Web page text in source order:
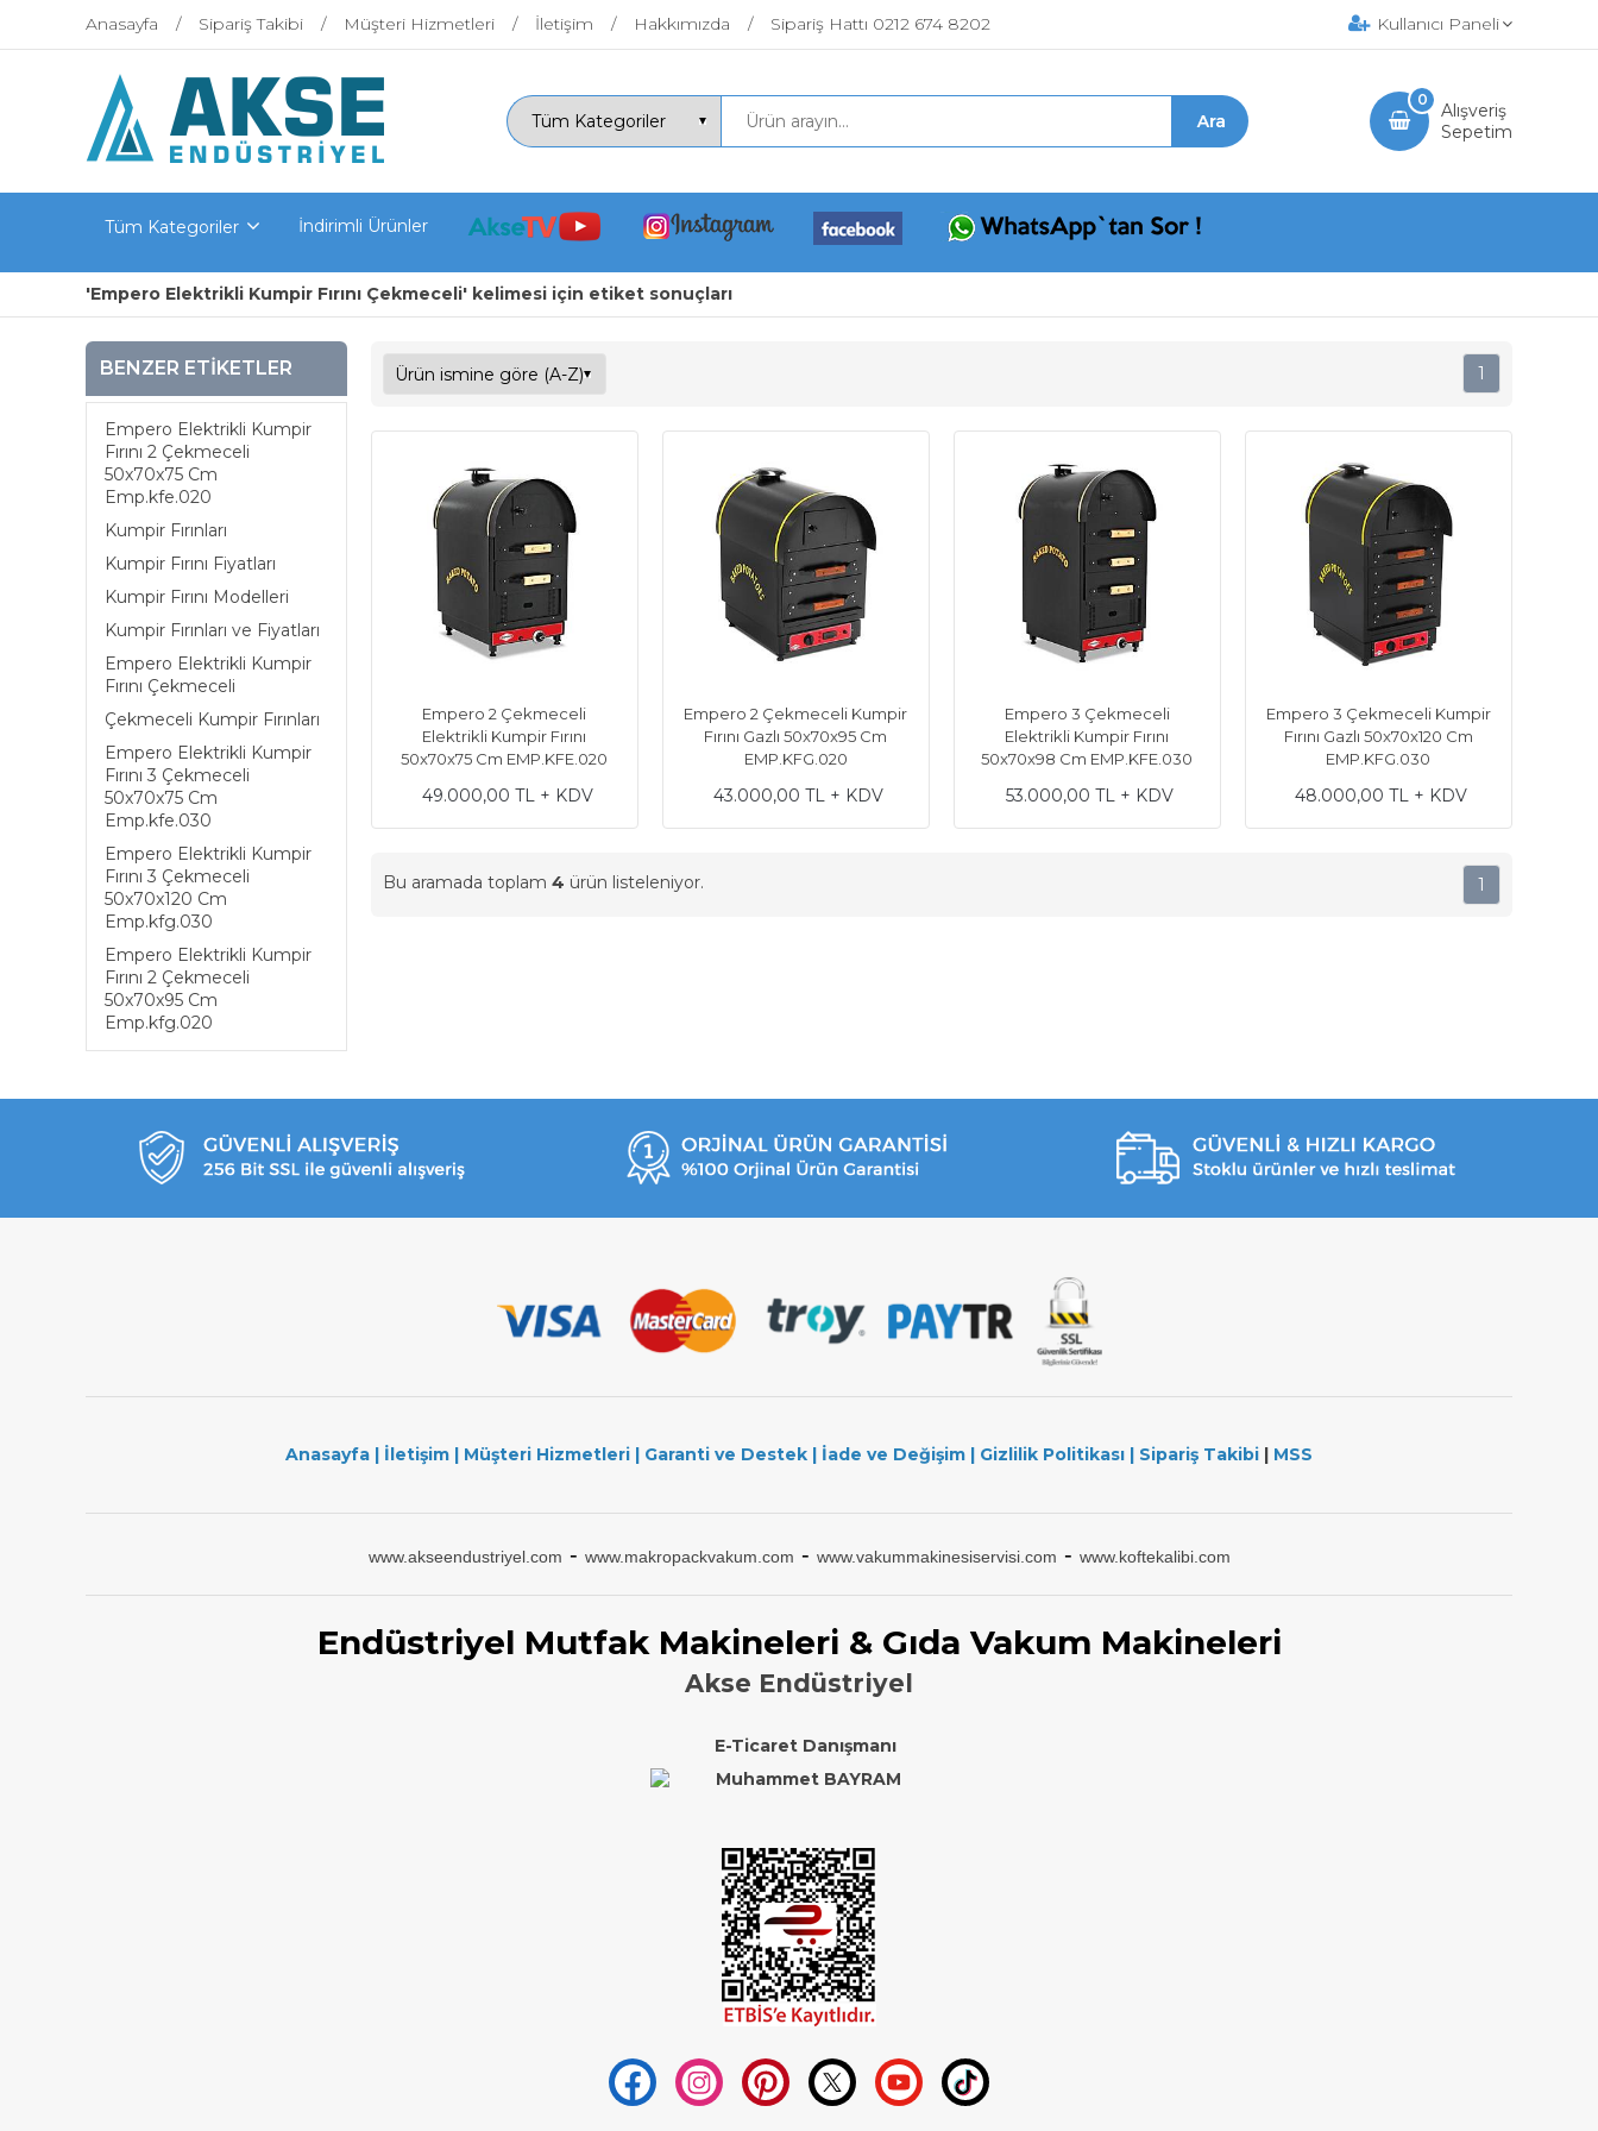
Anasayfa Sipariş Takibi Müşteri Hizmetleri İletişim Hakkımızda Sipariş Hattı 0212 674 8202 Kullanıcı Paneli
Alışveriş
Sepetim
0
Tüm Kategoriler İndirimli Ürünler
'Empero Elektrikli Kumpir Fırını Çekmeceli' kelimesi için etiket sonuçları
BENZER ETIKETLER
Empero Elektrikli Kumpir
Fırını 2 Çekmeceli
50x70x75 Cm
Emp.kfe.020
Kumpir Fırınları
Kumpir Fırını Fiyatları
Kumpir Fırını Modelleri
Kumpir Fırınları ve Fiyatları
Empero Elektrikli Kumpir
Fırını Çekmeceli
Çekmeceli Kumpir Fırınları
Empero Elektrikli Kumpir
Fırını 3 Çekmeceli
50x70x75 Cm
Emp.kfe.030
Empero Elektrikli Kumpir
Fırını 3 Çekmeceli
50x70x120 Cm
Emp.kfg.030
Empero Elektrikli Kumpir
Fırını 2 Çekmeceli
50x70x95 Cm
Emp.kfg.020
1
Empero 2 Çekmeceli
Elektrikli Kumpir Fırını
50x70x75 Cm EMP.KFE.020
49.000,00 TL + KDV
Empero 2 Çekmeceli Kumpir
Fırını Gazlı 50x70x95 Cm
EMP.KFG.020
43.000,00 TL + KDV
Empero 3 Çekmeceli
Elektrikli Kumpir Fırını
50x70x98 Cm EMP.KFE.030
53.000,00 TL + KDV
Empero 3 Çekmeceli Kumpir
Fırını Gazlı 50x70x120 Cm
EMP.KFG.030
48.000,00 TL + KDV
Bu aramada toplam 4 ürün listeleniyor. 1
Anasayfa | İletişim | Müşteri Hizmetleri | Garanti ve Destek | İade ve Değişim | Gizlilik Politikası | Sipariş Takibi | MSS
www.akseendustriyel.com - www.makropackvakum.com - www.vakummakinesiservisi.com - www.koftekalibi.com
Endüstriyel Mutfak Makineleri & Gıda Vakum Makineleri
Akse Endüstriyel
E-Ticaret Danışmanı